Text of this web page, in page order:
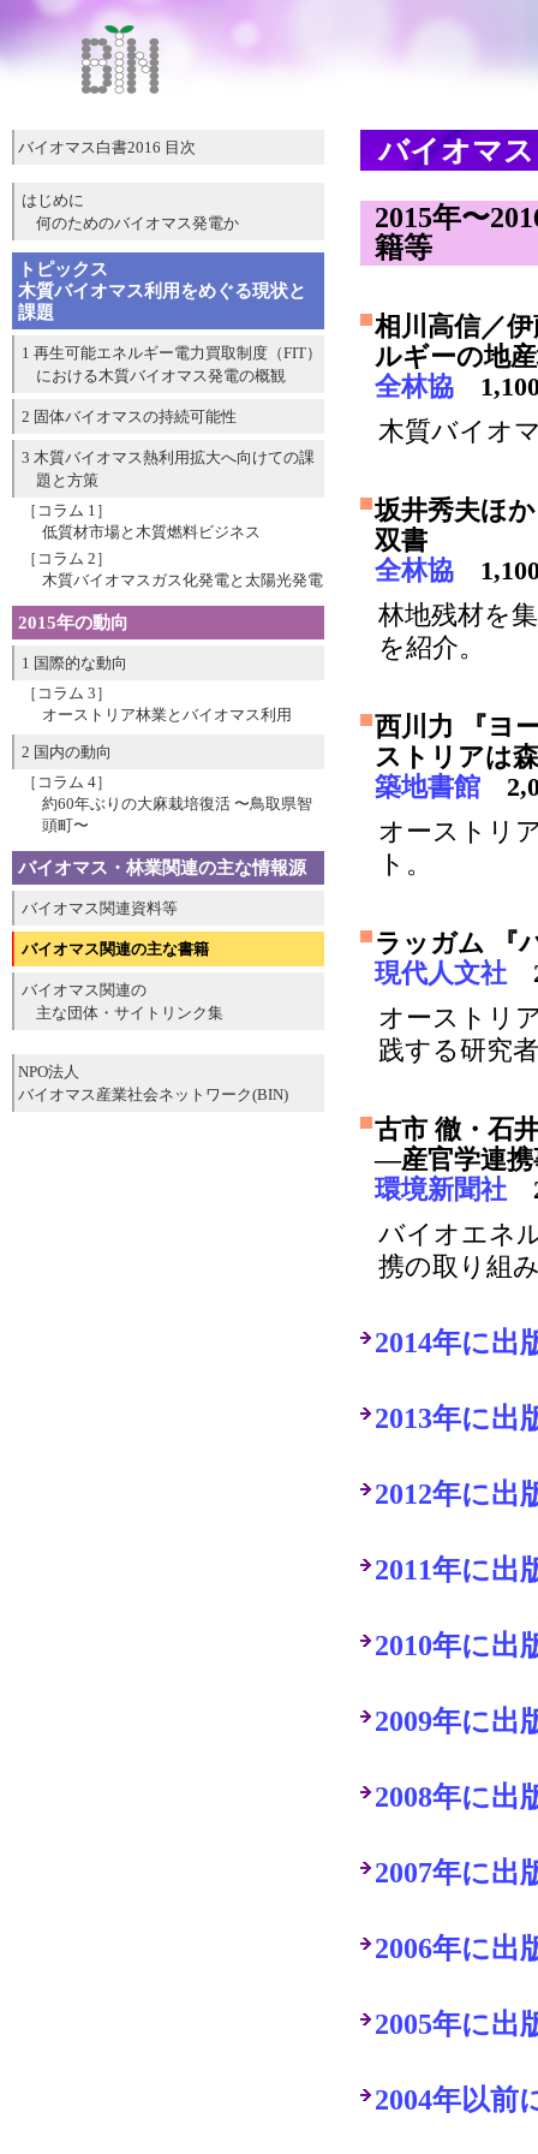
バイオマス白書2016 目次
はじめに
何のためのバイオマス発電か
トピックス
木質バイオマス利用をめぐる現状と
課題
1 再生可能エネルギー電力買取制度（FIT）
における木質バイオマス発電の概観
2 固体バイオマスの持続可能性
3 木質バイオマス熱利用拡大へ向けての課
題と方策
［コラム 1］
低質材市場と木質燃料ビジネス
［コラム 2］
木質バイオマスガス化発電と太陽光発電
2015年の動向
1 国際的な動向
［コラム 3］
オーストリア林業とバイオマス利用
2 国内の動向
［コラム 4］
約60年ぶりの大麻栽培復活 〜鳥取県智
頭町〜
バイオマス・林業関連の主な情報源
バイオマス関連資料等
バイオマス関連の主な書籍
バイオマス関連の
主な団体・サイトリンク集
NPO法人
バイオマス産業社会ネットワーク(BIN)
バイオマ
2015年〜
籍等
相川高信／
ルギーの地
全林協
木質バイオ
坂井秀夫ほ
双書
全林協
林地残材を
を紹介。
西川力 『ヨ
ストリアは
築地書館
オーストリ
ト。
ラッガム 『
現代人文社
オーストリ
践する研究
古市 徹・石
―産官学連
環境新聞社
バイオエネ
携の取り組
2014年に出
2013年に出
2012年に出
2011年に出
2010年に出
2009年に出
2008年に出
2007年に出
2006年に出
2005年に出
2004年以前